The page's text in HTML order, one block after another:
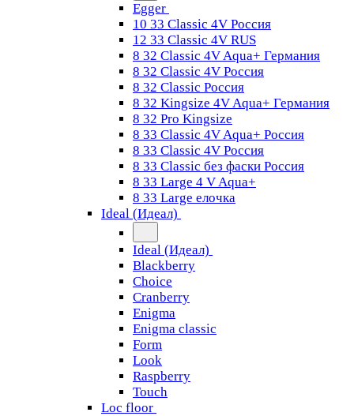
Egger
10 33 Classic 4V Россия
12 33 Classic 4V RUS
8 32 Classic 4V Aqua+ Германия
8 32 Classic 4V Россия
8 32 Classic Россия
8 32 Kingsize 4V Aqua+ Германия
8 32 Pro Kingsize
8 33 Classic 4V Aqua+ Россия
8 33 Classic 4V Россия
8 33 Classic без фаски Россия
8 33 Large 4 V Aqua+
8 33 Large елочка
Ideal (Идеал)
Ideal (Идеал)
Blackberry
Choice
Cranberry
Enigma
Enigma classic
Form
Look
Raspberry
Touch
Loc floor